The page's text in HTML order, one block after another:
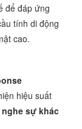
để đáp ứng
tính di động
cao.
hiệu suất
nghe sự khác